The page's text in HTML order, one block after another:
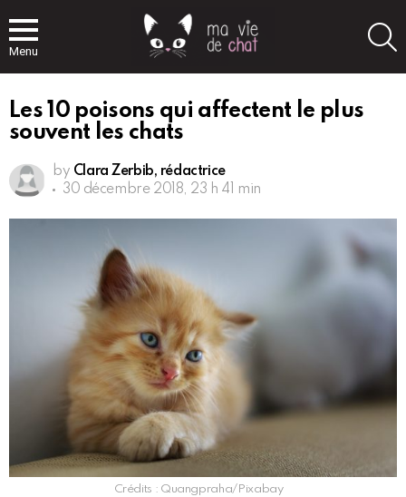
Menu
Les 10 poisons qui affectent le plus
souvent les chats
by Clara Zerbib, rédactrice
30 décembre 2018, 23 h 41 min
Crédits : Quangpraha/Pixabay